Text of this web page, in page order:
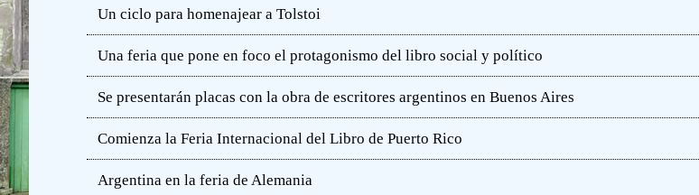
Un ciclo para homenajear a Tolstoi
Una feria que pone en foco el protagonismo del libro social y político
Se presentarán placas con la obra de escritores argentinos en Buenos Aires
Comienza la Feria Internacional del Libro de Puerto Rico
Argentina en la feria de Alemania